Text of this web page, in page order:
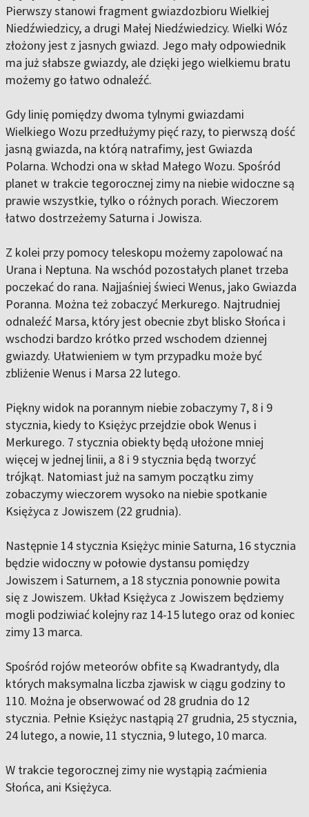
Pierwszy stanowi fragment gwiazdozbioru Wielkiej
Niedźwiedzicy, a drugi Małej Niedźwiedzicy. Wielki Wóz
złożony jest z jasnych gwiazd. Jego mały odpowiednik
ma już słabsze gwiazdy, ale dzięki jego wielkiemu bratu
możemy go łatwo odnaleźć.
Gdy linię pomiędzy dwoma tylnymi gwiazdami
Wielkiego Wozu przedłużymy pięć razy, to pierwszą dość
jasną gwiazda, na którą natrafimy, jest Gwiazda
Polarna. Wchodzi ona w skład Małego Wozu. Spośród
planet w trakcie tegorocznej zimy na niebie widoczne są
prawie wszystkie, tylko o różnych porach. Wieczorem
łatwo dostrzeżemy Saturna i Jowisza.
Z kolei przy pomocy teleskopu możemy zapolować na
Urana i Neptuna. Na wschód pozostałych planet trzeba
poczekać do rana. Najjaśniej świeci Wenus, jako Gwiazda
Poranna. Można też zobaczyć Merkurego. Najtrudniej
odnaleźć Marsa, który jest obecnie zbyt blisko Słońca i
wschodzi bardzo krótko przed wschodem dziennej
gwiazdy. Ułatwieniem w tym przypadku może być
zbliżenie Wenus i Marsa 22 lutego.
Piękny widok na porannym niebie zobaczymy 7, 8 i 9
stycznia, kiedy to Księżyc przejdzie obok Wenus i
Merkurego. 7 stycznia obiekty będą ułożone mniej
więcej w jednej linii, a 8 i 9 stycznia będą tworzyć
trójkąt. Natomiast już na samym początku zimy
zobaczymy wieczorem wysoko na niebie spotkanie
Księżyca z Jowiszem (22 grudnia).
Następnie 14 stycznia Księżyc minie Saturna, 16 stycznia
będzie widoczny w połowie dystansu pomiędzy
Jowiszem i Saturnem, a 18 stycznia ponownie powita
się z Jowiszem. Układ Księżyca z Jowiszem będziemy
mogli podziwiać kolejny raz 14-15 lutego oraz od koniec
zimy 13 marca.
Spośród rojów meteorów obfite są Kwadrantydy, dla
których maksymalna liczba zjawisk w ciągu godziny to
110. Można je obserwować od 28 grudnia do 12
stycznia. Pełnie Księżyc nastąpią 27 grudnia, 25 stycznia,
24 lutego, a nowie, 11 stycznia, 9 lutego, 10 marca.
W trakcie tegorocznej zimy nie wystąpią zaćmienia
Słońca, ani Księżyca.